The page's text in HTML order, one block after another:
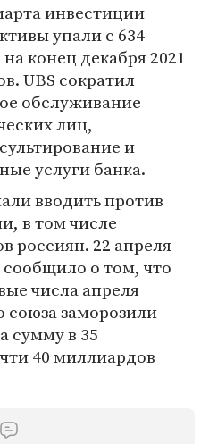
инвестиции
упали с 634
конец декабря 2021
UBS сократил
обслуживание
лиц,
и
услуги банка.
вводить против
в том числе
россиян. 22 апреля
о том, что
числа апреля
союза заморозили
сумму в 35
40 миллиардов